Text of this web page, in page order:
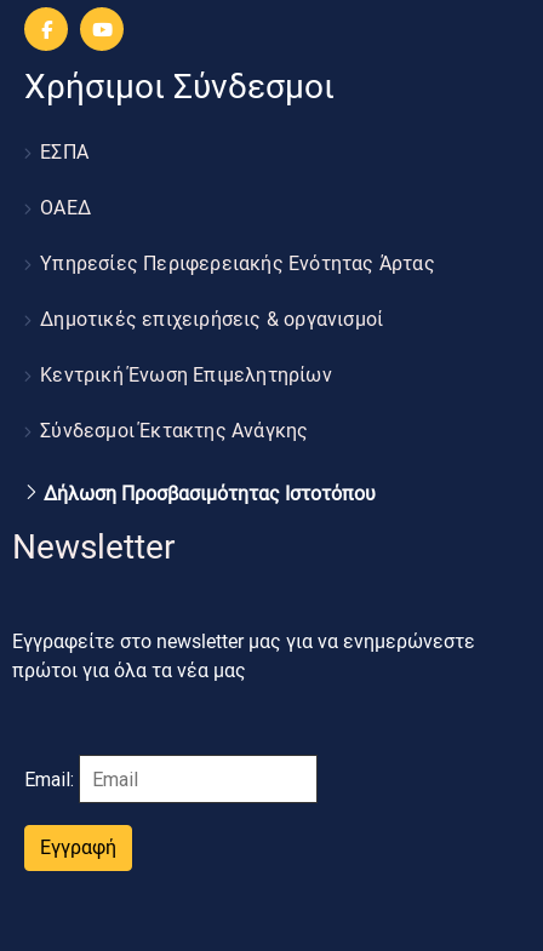
Χρήσιμοι Σύνδεσμοι
ΕΣΠΑ
ΟΑΕΔ
Υπηρεσίες Περιφερειακής Ενότητας Άρτας
Δημοτικές επιχειρήσεις & οργανισμοί
Κεντρική Ένωση Επιμελητηρίων
Σύνδεσμοι Έκτακτης Ανάγκης
Δήλωση Προσβασιμότητας Ιστοτόπου
Newsletter
Εγγραφείτε στο newsletter μας για να ενημερώνεστε
πρώτοι για όλα τα νέα μας
Email:
Εγγραφή